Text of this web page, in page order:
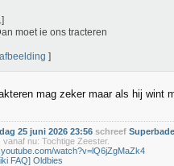
moet ie ons tracteren
afbeelding ]
mag zeker maar als hij wint
25 juni 2026 23:56 schreef
vanaf nu: Tochtige Zeester.
watch?v=lQ6jZgMaZk4
FAQ] Oldbies